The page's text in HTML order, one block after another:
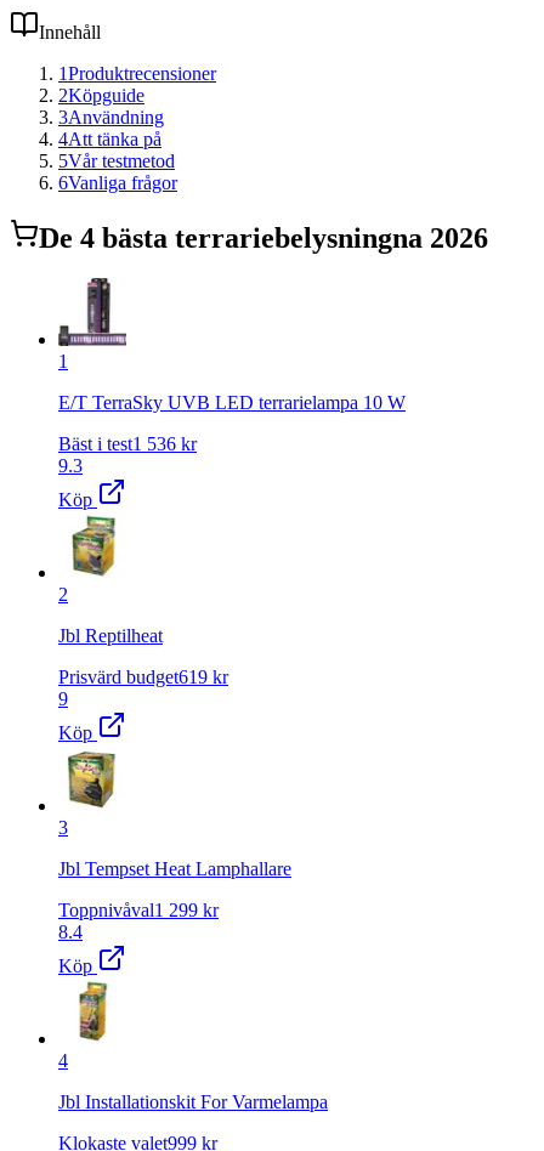
Innehåll
1Produktrecensioner
2Köpguide
3Användning
4Att tänka på
5Vår testmetod
6Vanliga frågor
De 4 bästa terrariebelysningna 2026
1
E/T TerraSky UVB LED terrarielampa 10 W
Bäst i test1 536 kr
9.3
Köp
2
Jbl Reptilheat
Prisvärd budget619 kr
9
Köp
3
Jbl Tempset Heat Lamphallare
Toppnivåval1 299 kr
8.4
Köp
4
Jbl Installationskit For Varmelampa
Klokaste valet999 kr